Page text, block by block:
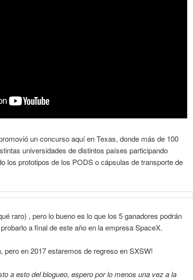
un concurso aquí en Texas, donde más de 100
universidades de distintos países participando
los prototipos de los PODS o cápsulas de transporte de
raro) , pero lo bueno es lo que los 5 ganadores podrán
a final de este año en la empresa SpaceX.
pero en 2017 estaremos de regreso en SXSW!
a esto del blogueo, espero por lo menos una vez a la